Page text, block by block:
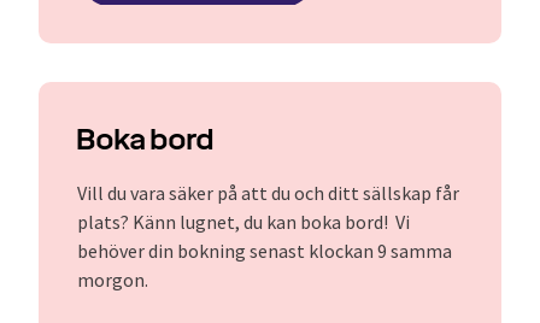
Boka bord
Vill du vara säker på att du och ditt sällskap får
plats? Känn lugnet, du kan boka bord! Vi
behöver din bokning senast klockan 9 samma
morgon.